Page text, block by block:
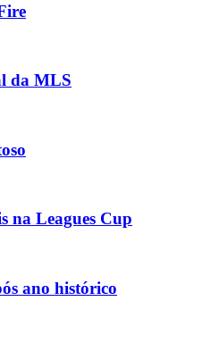
da MLS
na Leagues Cup
ano histórico